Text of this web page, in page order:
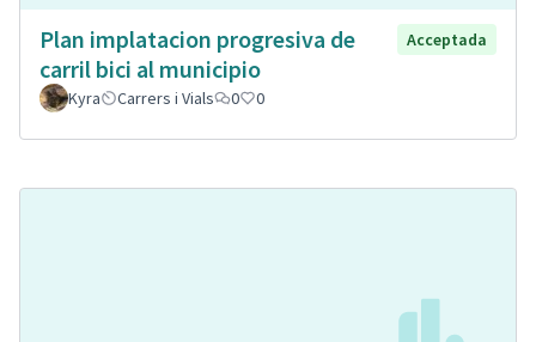
Plan implatacion progresiva de
carril bici al municipio
Acceptada
Kyra Carrers i Vials 0 0